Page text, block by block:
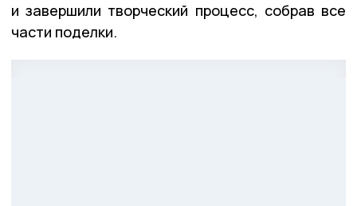
и завершили творческий процесс, собрав все
части поделки.